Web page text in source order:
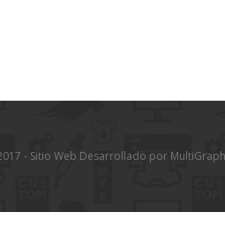
- Sitio Web Desarrollado por